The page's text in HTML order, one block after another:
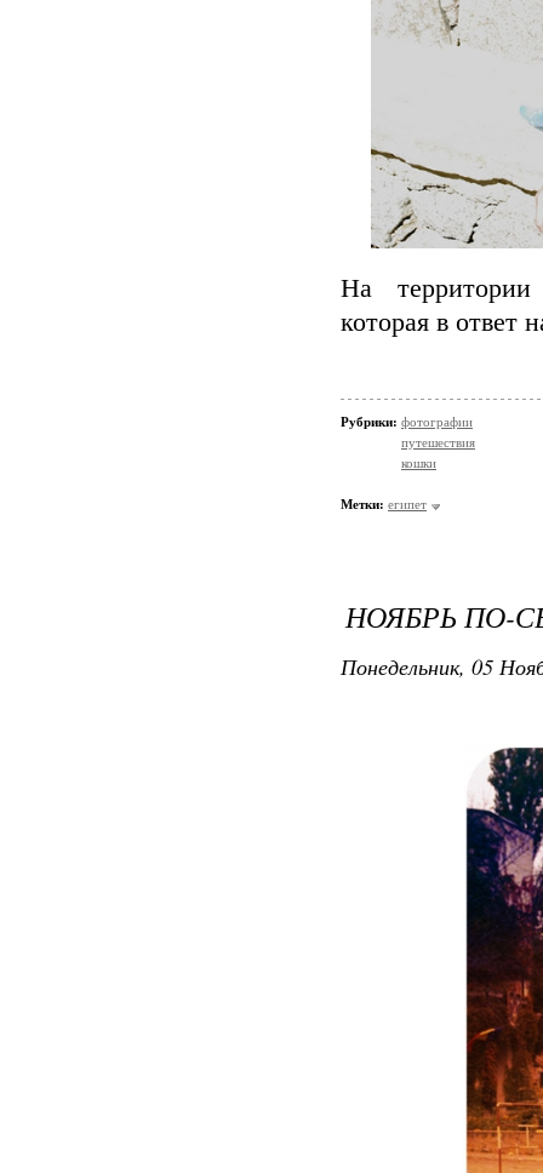
На
которая в ответ
Рубрики: фотографии
путешествия
кошки
Метки: египет
НОЯБРЬ ПО-
Понедельник, 05